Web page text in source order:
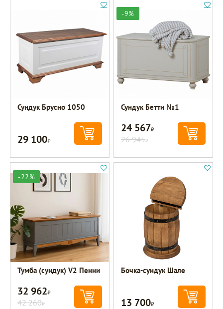
Сундук Брусно 1050
29 100Р
-9%
Сундук Бетти №1
24 567Р
26 945Р
-22%
Тумба (сундук) V2 Пенни
32 962Р
42 260Р
Бочка-сундук Шале
13 700Р